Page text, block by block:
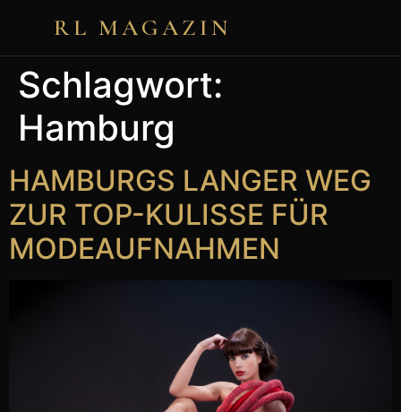
RL MAGAZIN
Schlagwort:
Hamburg
HAMBURGS LANGER WEG
ZUR TOP-KULISSE FÜR
MODEAUFNAHMEN